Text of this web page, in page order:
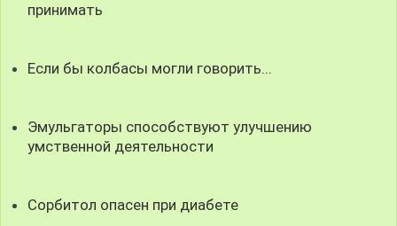
принимать
Если бы колбасы могли говорить...
Эмульгаторы способствуют улучшению
умственной деятельности
Сорбитол опасен при диабете